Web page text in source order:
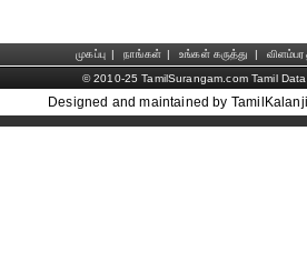
முகப்பு | நாங்கள் | உங்கள் கருத்து |
© 2010-25 TamilSurangam.com Tamil
Designed and maintained by